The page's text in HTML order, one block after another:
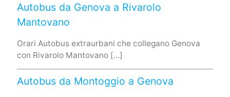
Autobus da Genova a Rivarolo
Mantovano
Orari Autobus extraurbani che collegano Genova
con Rivarolo Mantovano [...]
Autobus da Montoggio a Genova